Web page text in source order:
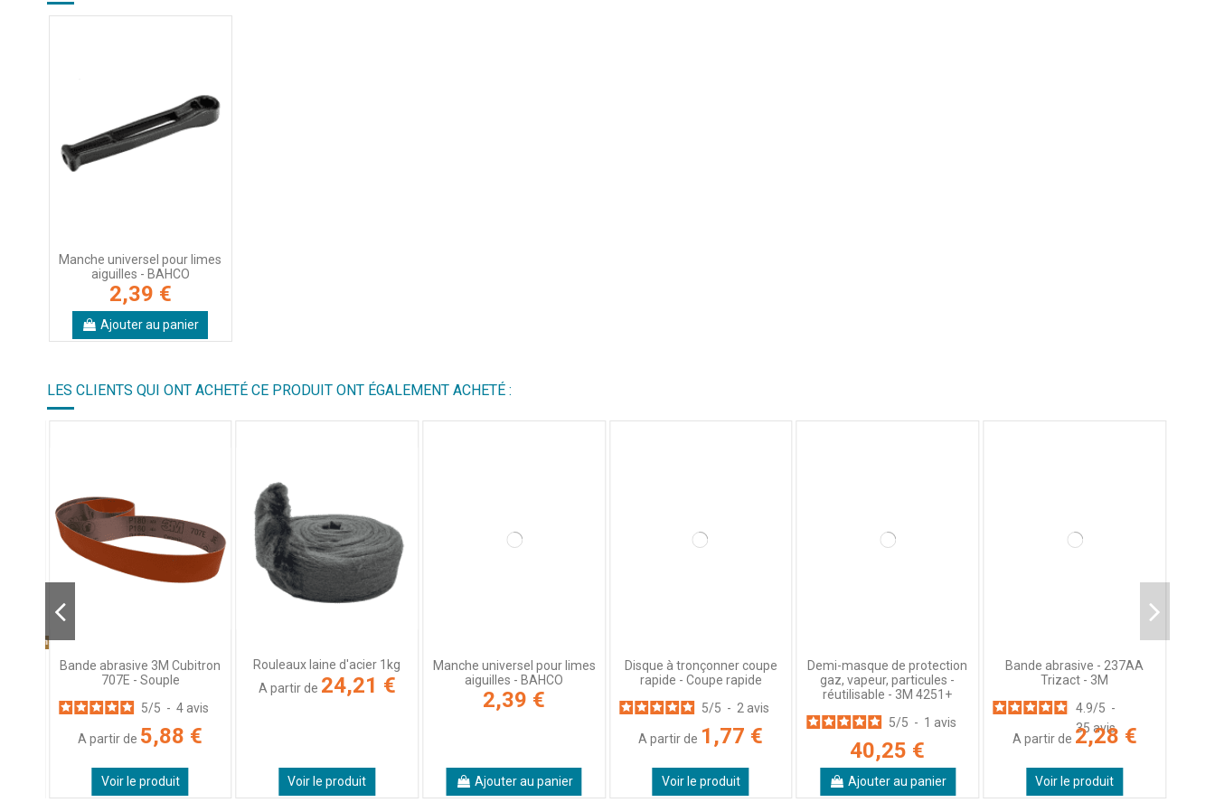
Manche universel pour limes
aiguilles - BAHCO
2,39 €
Ajouter au panier
LES CLIENTS QUI ONT ACHETÉ CE PRODUIT ONT ÉGALEMENT ACHETÉ :
options
Bande abrasive 3M Cubitron
707E - Souple
5/5 - 4 avis
A partir de 5,88 €
Voir le produit
Rouleaux laine d'acier 1kg
A partir de 24,21 €
Voir le produit
Manche universel pour limes
aiguilles - BAHCO
2,39 €
Ajouter au panier
Disque à tronçonner coupe
rapide - Coupe rapide
5/5 - 2 avis
A partir de 1,77 €
Voir le produit
Demi-masque de protection
gaz, vapeur, particules -
réutilisable - 3M 4251+
5/5 - 1 avis
40,25 €
Ajouter au panier
Bande abrasive - 237AA
Trizact - 3M
4.9/5 -
35 avis
A partir de 2,28 €
Voir le produit